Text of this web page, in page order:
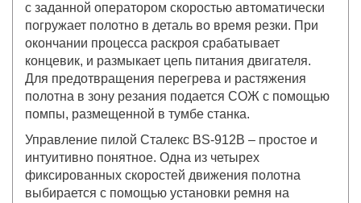
с заданной оператором скоростью автоматически
погружает полотно в деталь во время резки. При
окончании процесса раскроя срабатывает
концевик, и размыкает цепь питания двигателя.
Для предотвращения перегрева и растяжения
полотна в зону резания подается СОЖ с помощью
помпы, размещенной в тумбе станка.
Управление пилой Сталекс BS-912B – простое и
интуитивно понятное. Одна из четырех
фиксированных скоростей движения полотна
выбирается с помощью установки ремня на